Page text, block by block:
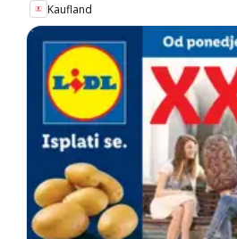
Kaufland